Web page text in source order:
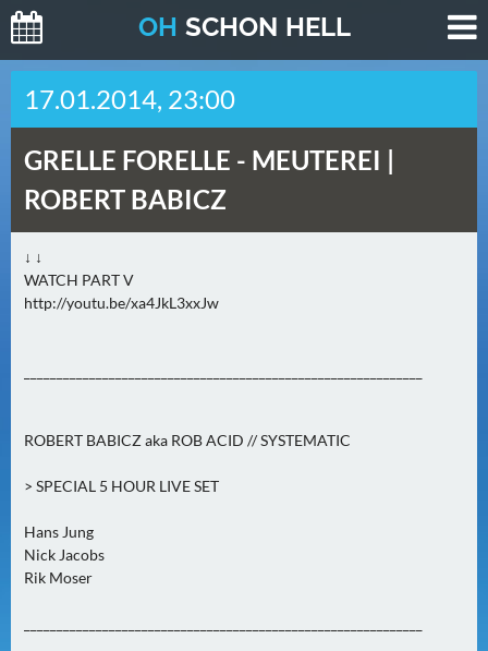
OH SCHON HELL
H
E
T
E
(
)
R
N
(
)
U
B
17.01.2014, 23:00
GRELLE FORELLE - MEUTEREI |
ROBERT BABICZ
↓ ↓
WATCH PART V
http://youtu.be/xa4JkL3xxJw
ROBERT BABICZ aka ROB ACID // SYSTEMATIC
> SPECIAL 5 HOUR LIVE SET
Hans Jung
Nick Jacobs
Rik Moser